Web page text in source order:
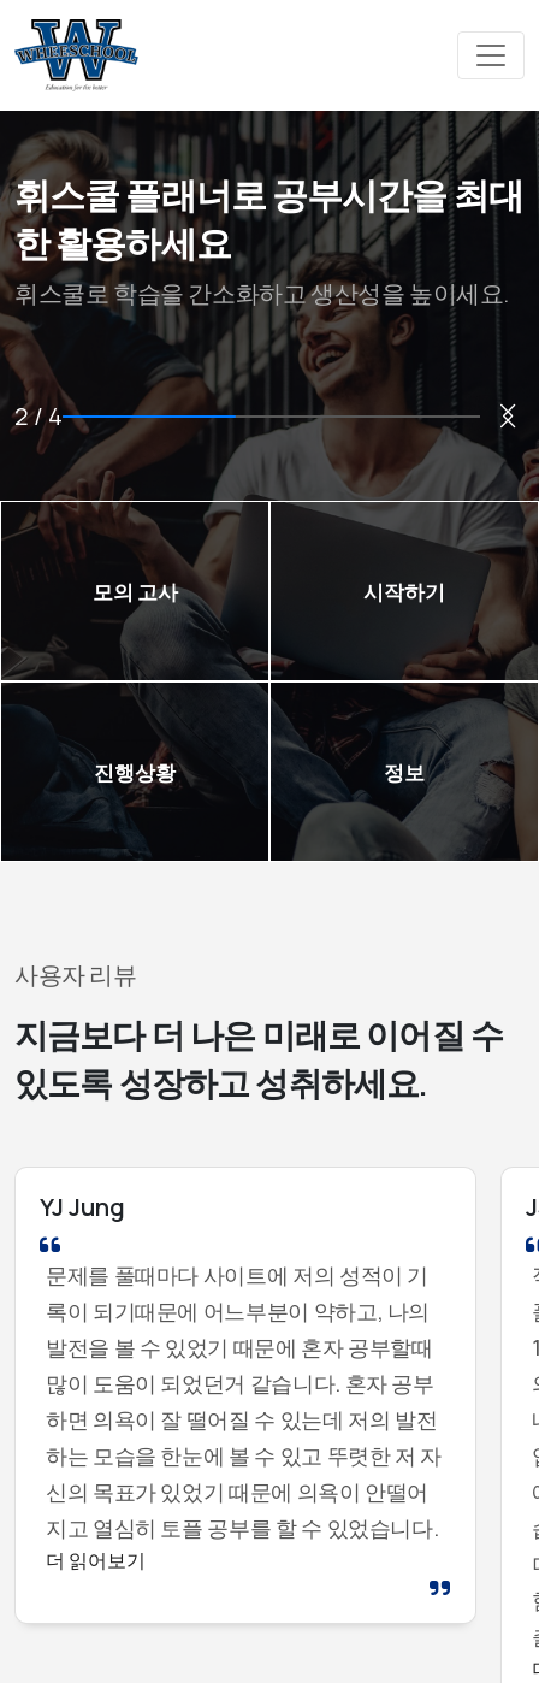
휘스쿨 플래너로 공부시간을 최대
한 활용하세요
휘스쿨로 학습을 간소화하고 생산성을 높이세요.
2/4
모의 고사 시작하기
진행상황 정보
사용자 리뷰
지금보다 더 나은 미래로 이어질 수
있도록 성장하고 성취하세요.
YJ Jung
문제를 풀때마다 사이트에 저의 성적이 기
록이 되기때문에 어느부분이 약하고, 나의
발전을 볼 수 있었기 때문에 혼자 공부할때
많이 도움이 되었던거 같습니다. 혼자 공부
하면 의욕이 잘 떨어질 수 있는데 저의 발전
하는 모습을 한눈에 볼 수 있고 뚜렷한 저 자
신의 목표가 있었기 때문에 의욕이 안떨어
지고 열심히 토플 공부를 할 수 있었습니다.
더 읽어보기